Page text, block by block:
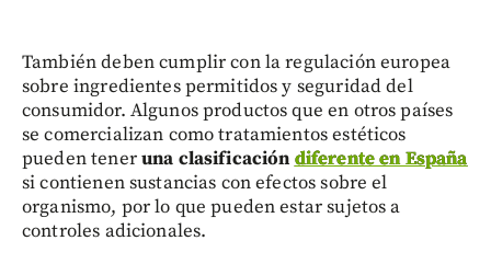
También deben cumplir con la regulación europea
sobre ingredientes permitidos y seguridad del
consumidor. Algunos productos que en otros países
se comercializan como tratamientos estéticos
pueden teneruna clasificacióndiferente en España
si contienen sustancias con efectos sobre el
organismo, por lo que pueden estar sujetos a
controles adicionales.